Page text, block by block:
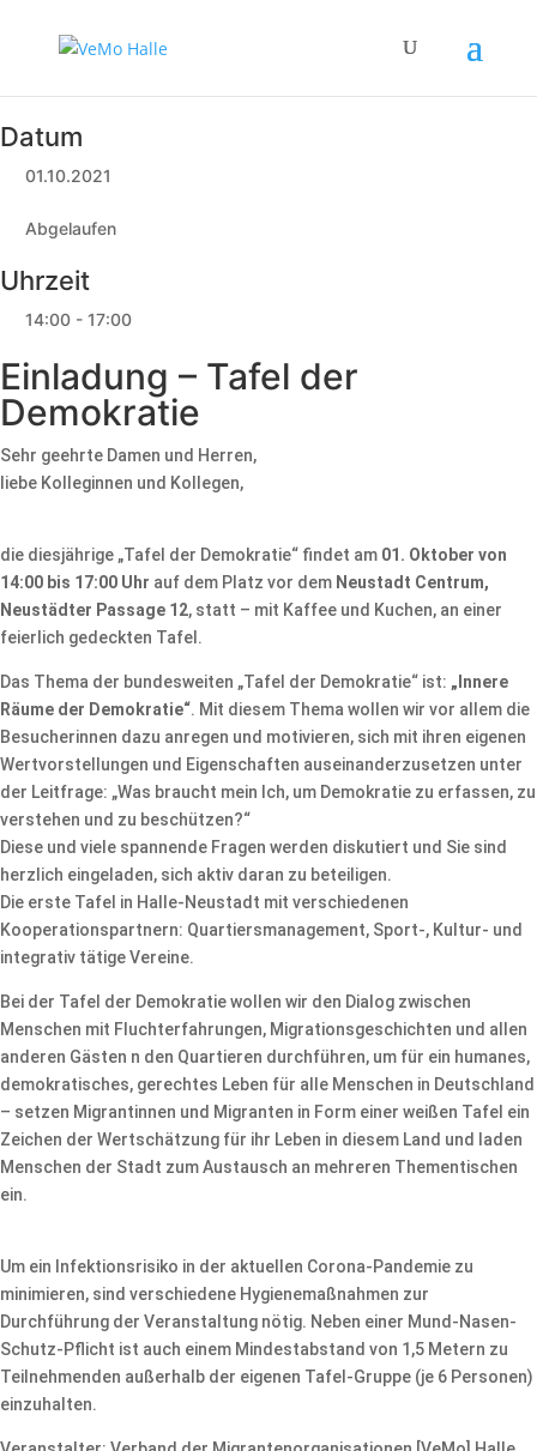
Datum
01.10.2021
Abgelaufen
Uhrzeit
14:00 - 17:00
Einladung – Tafel der
Demokratie
Sehr geehrte Damen und Herren,
liebe Kolleginnen und Kollegen,
die diesjährige „Tafel der Demokratie“ findet am 01. Oktober von
14:00 bis 17:00 Uhr auf dem Platz vor dem Neustadt Centrum,
Neustädter Passage 12, statt – mit Kaffee und Kuchen, an einer
feierlich gedeckten Tafel.
Das Thema der bundesweiten „Tafel der Demokratie“ ist: „Innere
Räume der Demokratie“. Mit diesem Thema wollen wir vor allem die
Besucherinnen dazu anregen und motivieren, sich mit ihren eigenen
Wertvorstellungen und Eigenschaften auseinanderzusetzen unter
der Leitfrage: „Was braucht mein Ich, um Demokratie zu erfassen, zu
verstehen und zu beschützen?“
Diese und viele spannende Fragen werden diskutiert und Sie sind
herzlich eingeladen, sich aktiv daran zu beteiligen.
Die erste Tafel in Halle-Neustadt mit verschiedenen
Kooperationspartnern: Quartiersmanagement, Sport-, Kultur- und
integrativ tätige Vereine.
Bei der Tafel der Demokratie wollen wir den Dialog zwischen
Menschen mit Fluchterfahrungen, Migrationsgeschichten und allen
anderen Gästen n den Quartieren durchführen, um für ein humanes,
demokratisches, gerechtes Leben für alle Menschen in Deutschland
– setzen Migrantinnen und Migranten in Form einer weißen Tafel ein
Zeichen der Wertschätzung für ihr Leben in diesem Land und laden
Menschen der Stadt zum Austausch an mehreren Thementischen
ein.
Um ein Infektionsrisiko in der aktuellen Corona-Pandemie zu
minimieren, sind verschiedene Hygienemaßnahmen zur
Durchführung der Veranstaltung nötig. Neben einer Mund-Nasen-
Schutz-Pflicht ist auch einem Mindestabstand von 1,5 Metern zu
Teilnehmenden außerhalb der eigenen Tafel-Gruppe (je 6 Personen)
einzuhalten.